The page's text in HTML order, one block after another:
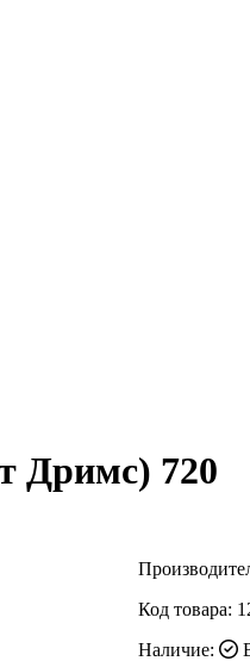
Дримс) 720
Код товара:
Наличие: